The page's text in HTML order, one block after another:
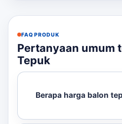
FAQ PRODUK
Pertanyaan umum
Tepuk
Berapa harga balon